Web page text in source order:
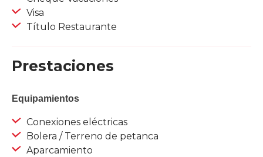
Visa
Título Restaurante
Prestaciones
Equipamientos
Conexiones eléctricas
Bolera / Terreno de petanca
Aparcamiento